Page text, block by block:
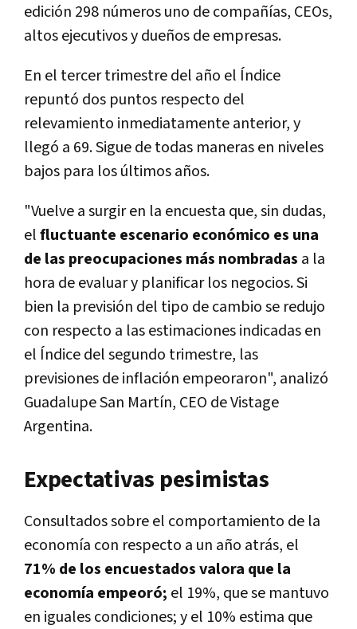
edición 298 números uno de compañías, CEOs,
altos ejecutivos y dueños de empresas.
En el tercer trimestre del año el Índice
repuntó dos puntos respecto del
relevamiento inmediatamente anterior, y
llegó a 69. Sigue de todas maneras en niveles
bajos para los últimos años.
"Vuelve a surgir en la encuesta que, sin dudas,
elfluctuante escenario económico es una
de las preocupaciones más nombradas a la
hora de evaluar y planificar los negocios. Si
bien la previsión del tipo de cambio se redujo
con respecto a las estimaciones indicadas en
el Índice del segundo trimestre, las
previsiones de inflación empeoraron", analizó
Guadalupe San Martín, CEO de Vistage
Argentina.
Expectativas pesimistas
Consultados sobre el comportamiento de la
economía con respecto a un año atrás, el
71% de los encuestados valora que la
economía empeoró; el 19%, que se mantuvo
en iguales condiciones; y el 10% estima que